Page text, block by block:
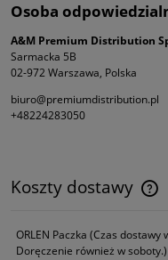
Osoba
A&M Premium Distribution
Sarmacka 5B
02-972 Warszawa, Polska
biuro@premiumdistribution.pl
+48224283050
Koszty dostawy
Cena nie zawiera
ORLEN Paczka (Czas dostawy
Doręczenie również w soboty.)